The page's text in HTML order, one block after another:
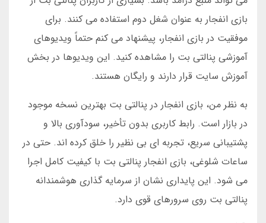
بازی انفجار به عنوان شغل دوم استفاده می کنند. برای
موفقیت در بازی انفجار، پیشنهاد می کنم حتماً ویدیوهای
آموزشی پنالتی بت را مشاهده کنید. این ویدیوها در بخش
آموزش سایت قرار دارند و رایگان هستند.
به نظر من، بازی انفجار در پنالتی بت بهترین نسخه موجود
در بازار است. رابط کاربری بدون تأخیر، سودآوری بالا و
پشتیبانی سریع، تجربه ای بی نظیر را خلق کرده اند. حتی در
ساعات شلوغی، بازی انفجار پنالتی بت با کیفیت کامل اجرا
می شود. این پایداری نشان از سرمایه گذاری هوشمندانه
پنالتی بت روی سرورهای قوی دارد.